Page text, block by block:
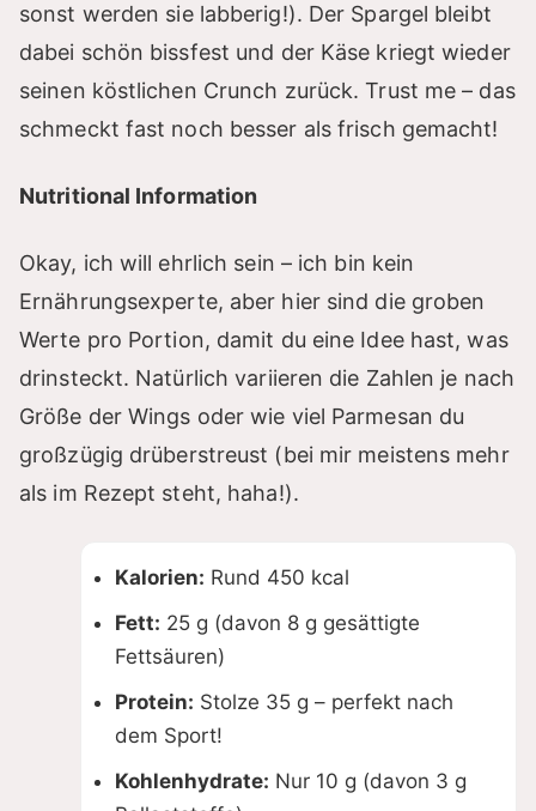
sonst werden sie labberig!). Der Spargel bleibt
dabei schön bissfest und der Käse kriegt wieder
seinen köstlichen Crunch zurück. Trust me – das
schmeckt fast noch besser als frisch gemacht!
Nutritional Information
Okay, ich will ehrlich sein – ich bin kein
Ernährungsexperte, aber hier sind die groben
Werte pro Portion, damit du eine Idee hast, was
drinsteckt. Natürlich variieren die Zahlen je nach
Größe der Wings oder wie viel Parmesan du
großzügig drüberstreust (bei mir meistens mehr
als im Rezept steht, haha!).
Kalorien: Rund 450 kcal
Fett: 25 g (davon 8 g gesättigte
Fettsäuren)
Protein: Stolze 35 g – perfekt nach
dem Sport!
Kohlenhydrate: Nur 10 g (davon 3 g